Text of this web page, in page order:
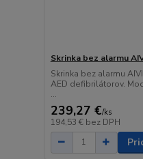
Skrinka bez alarmu
Skrinka bez alarmu
AED defibrilátorov.
...
239,27 €/ks
194,53 € bez DPH